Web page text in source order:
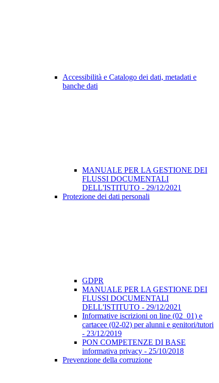
Accessibilità e Catalogo dei dati, metadati e
banche dati
MANUALE PER LA GESTIONE DEI
FLUSSI DOCUMENTALI
DELL'ISTITUTO - 29/12/2021
Protezione dei dati personali
GDPR
MANUALE PER LA GESTIONE DEI
FLUSSI DOCUMENTALI
DELL'ISTITUTO - 29/12/2021
Informative iscrizioni on line (02_01) e
cartacee (02-02) per alunni e genitori/tutori
- 23/12/2019
PON COMPETENZE DI BASE
informativa privacy - 25/10/2018
Prevenzione della corruzione